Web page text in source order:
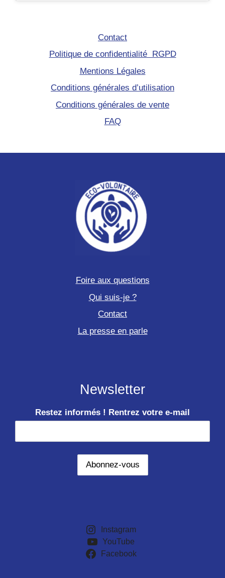
Contact
Politique de confidentialité RGPD
Mentions Légales
Conditions générales d’utilisation
Conditions générales de vente
FAQ
Foire aux questions
Qui suis-je ?
Contact
La presse en parle
Newsletter
Restez informés ! Rentrez votre e-mail
Instagram
YouTube
Facebook